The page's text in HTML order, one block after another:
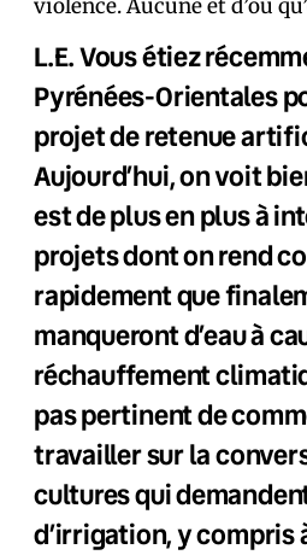
violence. Aucune et d’où
L.E. Vous étiez
Pyrénées-Orientales
projet de retenue
Aujourd’hui, on voit
est de plus en plus à
projets dont on rend
rapidement que
manqueront d’eau à
réchauffement
pas pertinent de
travailler sur la
cultures qui
d’irrigation, y compris